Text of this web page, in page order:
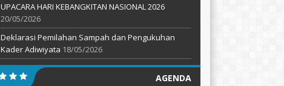
UPACARA HARI KEBANGKITAN NASIONAL 2026
20/05/2026
Deklarasi Pemilahan Sampah dan Pengukuhan
Kader Adiwiyata 18/05/2026
AGENDA